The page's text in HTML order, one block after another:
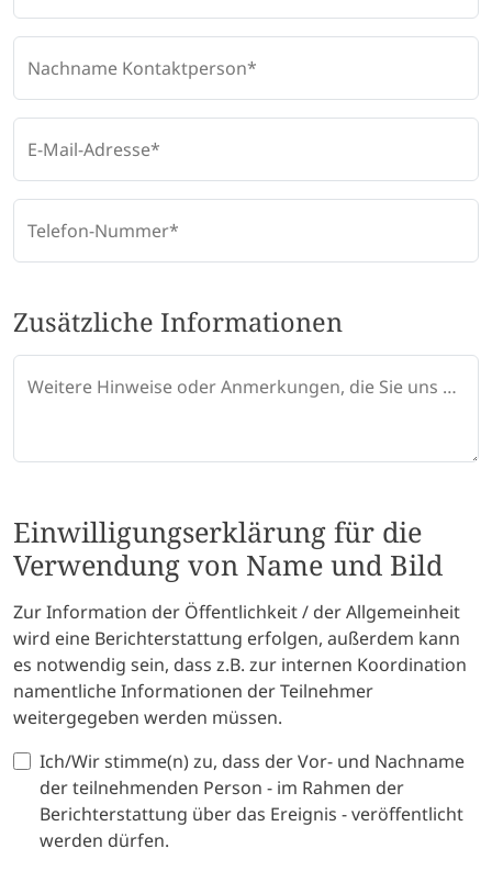
Nachname Kontaktperson
E-Mail-Adresse
Telefon-Nummer
Zusätzliche Informationen
Weitere Hinweise oder Anmerkungen, die Sie uns mitteilen möchten
Einwilligungserklärung für die
Verwendung von Name und Bild
Zur Information der Öffentlichkeit / der Allgemeinheit
wird eine Berichterstattung erfolgen, außerdem kann
es notwendig sein, dass z.B. zur internen Koordination
namentliche Informationen der Teilnehmer
weitergegeben werden müssen.
Ich/Wir stimme(n) zu, dass der Vor- und Nachname
der teilnehmenden Person - im Rahmen der
Berichterstattung über das Ereignis - veröffentlicht
werden dürfen.